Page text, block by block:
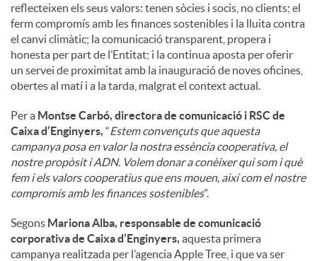
reflecteixen els seus valors: tenen sòcies i socis, no clients; el
ferm compromís amb les finances sostenibles i la lluita contra
el canvi climàtic; la comunicació transparent, propera i
honesta per part de l’Entitat; i la continua aposta per oferir
un servei de proximitat amb la inauguració de noves oficines,
obertes al matí i a la tarda, malgrat el context actual.
Per a Montse Carbó, directora de comunicació i RSC de
Caixa d’Enginyers, “Estem convençuts que aquesta
campanya posa en valor la nostra essència cooperativa, el
nostre propòsit i ADN. Volem donar a conèixer qui som i què
fem i els valors cooperatius que ens mouen, així com el nostre
compromís amb les finances sostenibles”.
Segons Mariona Alba, responsable de comunicació
corporativa de Caixa d’Enginyers, aquesta primera
campanya realitzada per l’agencia Apple Tree, i que va ser